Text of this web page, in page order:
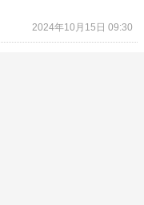
2024年10月15日 09:30